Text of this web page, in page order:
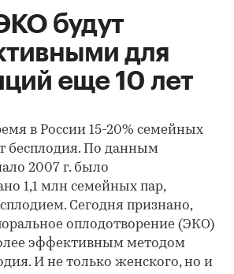
будут
для
еще 10 лет
в России 15-20% семейных
бесплодия. По данным
2007 г. было
1,1 млн семейных пар,
Сегодня признано,
оплодотворение (ЭКО)
эффективным методом
И не только женского, но и